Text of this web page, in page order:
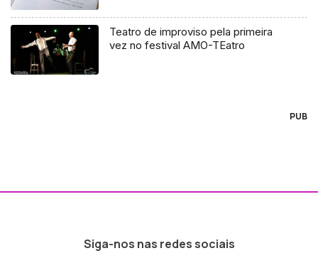
Teatro de improviso pela primeira
vez no festival AMO-TEatro
PUB
Siga-nos nas redes sociais